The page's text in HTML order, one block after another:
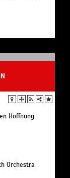
Malofeev
Hoff­nung
Orchestra